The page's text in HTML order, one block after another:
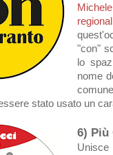
"con"
lo
nome
stato usato un
6)
Unisce